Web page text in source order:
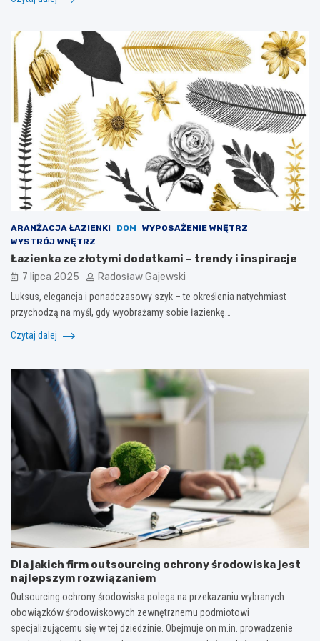
ARANŻACJA ŁAZIENKI DOM
WYPOSAŻENIE WNĘTRZ
WYSTRÓJ WNĘTRZ
Łazienka ze złotymi dodatkami – trendy i inspiracje
7 lipca 2025 Radosław Gajewski
Luksus, elegancja i ponadczasowy szyk – te określenia natychmiast
przychodzą na myśl, gdy wyobrażamy sobie łazienkę…
Czytaj dalej
Dla jakich firm outsourcing ochrony środowiska jest
najlepszym rozwiązaniem
Outsourcing ochrony środowiska polega na przekazaniu wybranych
obowiązków środowiskowych zewnętrznemu podmiotowi
specjalizującemu się w tej dziedzinie. Obejmuje on m.in. prowadzenie